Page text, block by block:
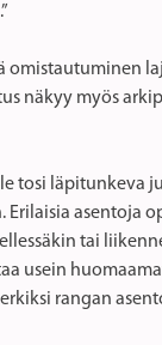
omistautuminen
näkyy myös
tosi läpitunkeva
Erilaisia asentoja
tai
usein
rangan